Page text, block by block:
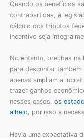
Quando os benefícios
contrapartidas, a
cálculo dos tributos
incentivo seja
No entanto, brechas na
para descontar
apenas ampliam a
trazer ganhos
nesses casos, os
alheio, por isso a
Havia uma expectativa